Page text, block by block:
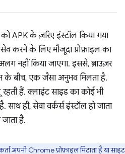
को APK के ज़रिए इंस्टॉल किया गया
करने के लिए मौजूदा प्रोफ़ाइल का
नहीं किया जाएगा. इससे, ब्राउज़र
बीच, एक जैसा अनुभव मिलता है.
हैं. क्लाइंट साइड का कोई भी
ही, सेवा वर्कर्स इंस्टॉल हो जाता
है.
अपनी Chrome प्रोफ़ाइल मिटाता है या साइट